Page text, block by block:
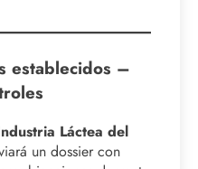
establecidos –
Láctea del
un dossier con